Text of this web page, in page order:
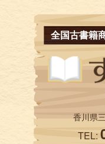
全国古書籍
香川県
TEL: